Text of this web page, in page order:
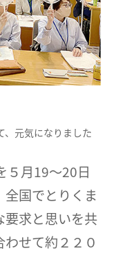
元気になりました
５月19～20日
国でとりくま
要求と思いを共
せて約２２０